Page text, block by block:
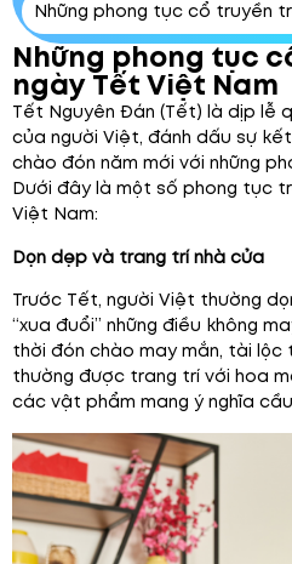
Những phong tục cổ truyền
Những phong tục
ngày Tết Việt Nam
Tết Nguyên Đán (Tết) là dịp lễ
của người Việt, đánh dấu sự
chào đón năm mới với những
Dưới đây là một số phong tục
Việt Nam:
Dọn dẹp và trang trí nhà cửa
Trước Tết, người Việt thường
“xua đuổi” những điều không
thời đón chào may mắn, tài lộc
thường được trang trí với hoa
các vật phẩm mang ý nghĩa